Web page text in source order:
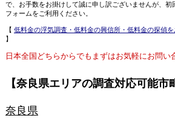
で、お手数をお掛けして誠に申し訳ございませんが、
フォームをご利用ください。
【 低料金の浮気調査・低料金の興信所・低料金の探偵
】
日本全国どちらからでもまずはお気軽にお問い
【奈良県エリアの調査対応可能市
奈良県